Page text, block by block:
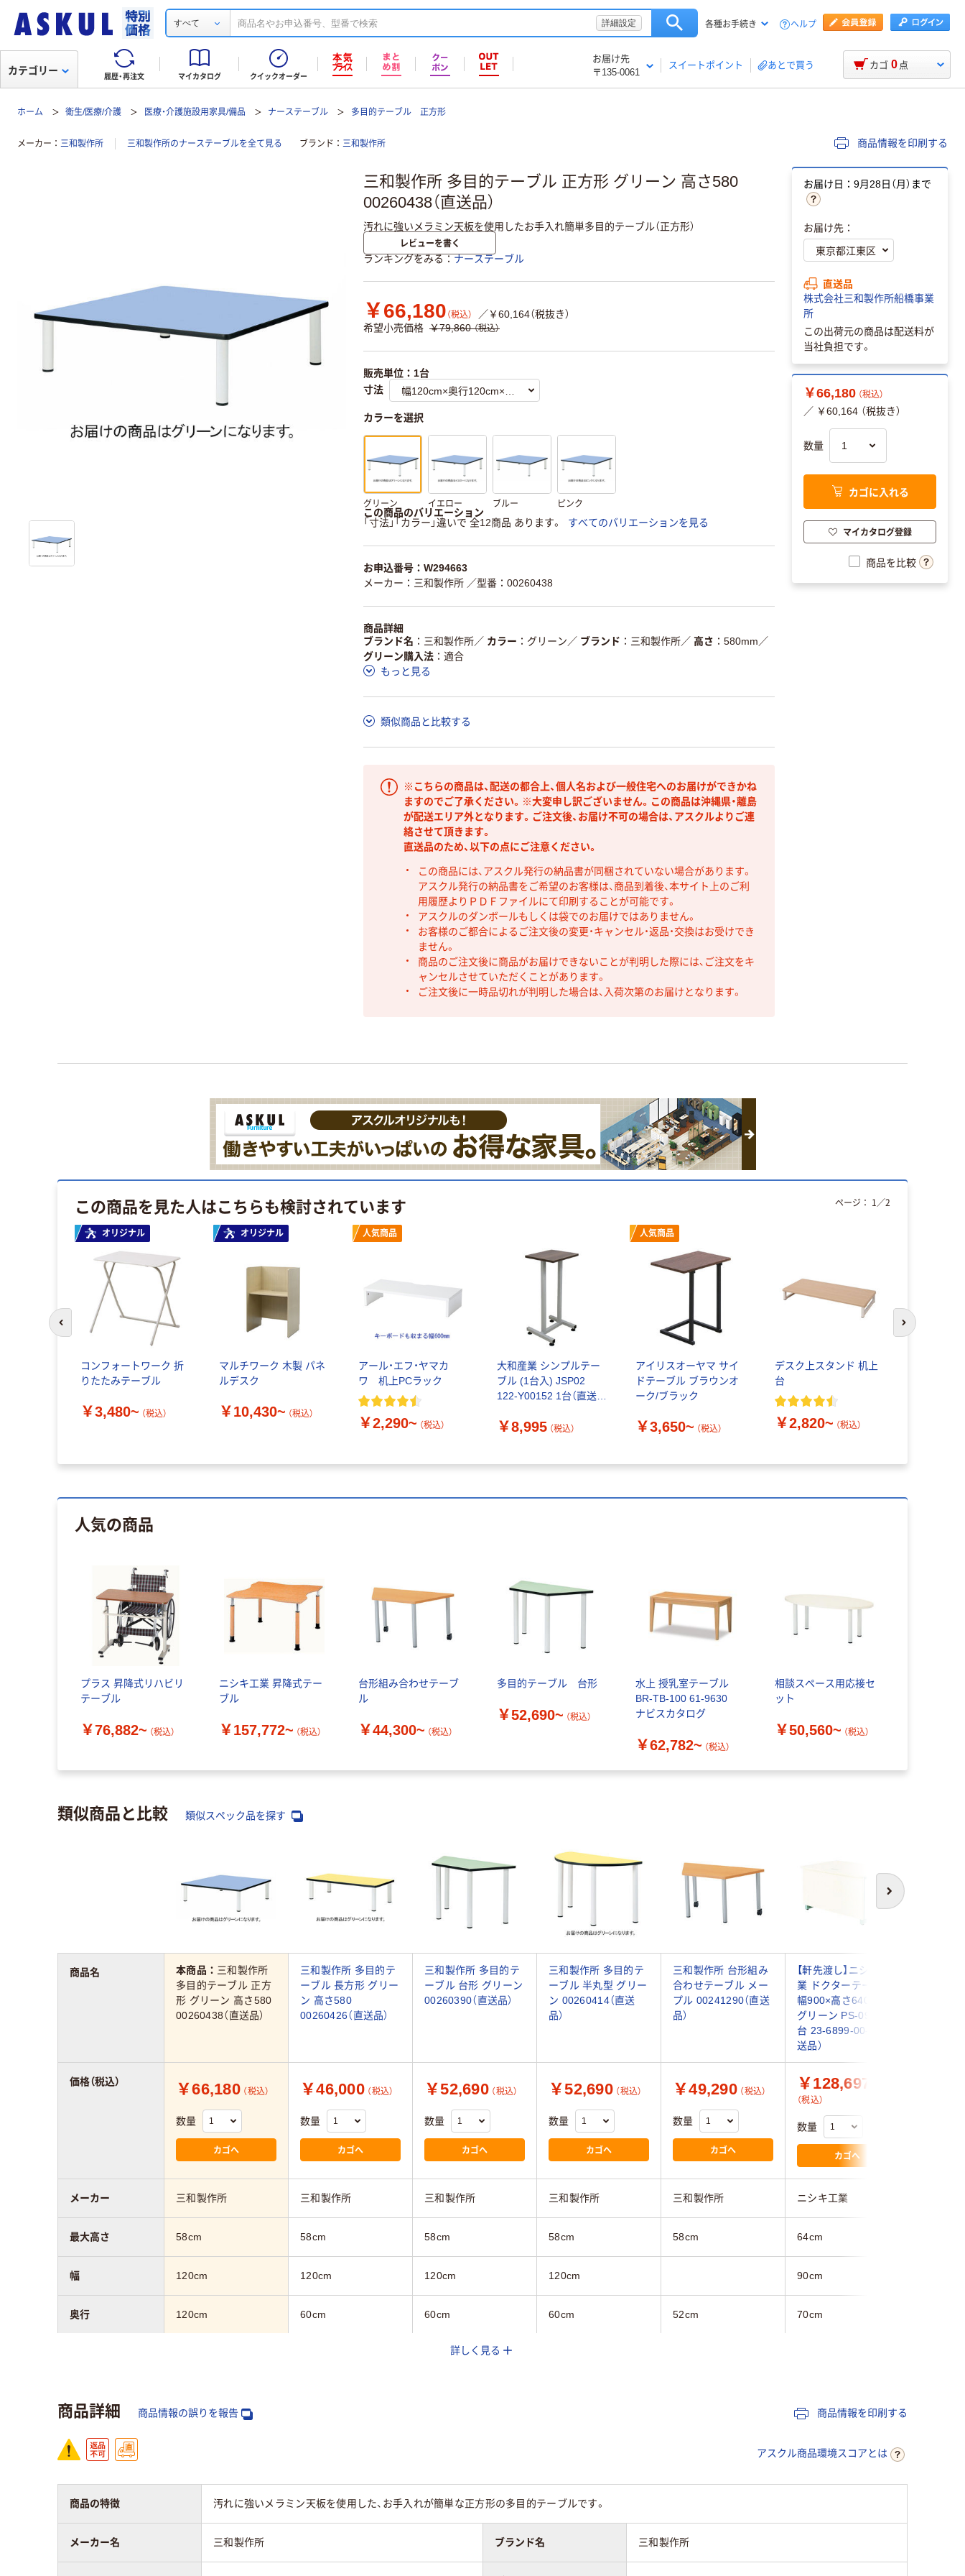
すべて 詳細設定 各種お手続き ヘルプ
履歴・再注文 マイカタログ クイックオーダー
お届け先
〒135-0061
スイートポイント あとで買う
カテゴリー カゴ 0 点
ホーム 衛生/医療/介護 医療・介護施設用家具/備品 ナーステーブル 多目的テーブル 正方形
メーカー 三和製作所 三和製作所のナーステーブルを全て見る ブランド 三和製作所 商品情報を印刷する
三和製作所 多目的テーブル 正方形 グリーン 高さ580
00260438（直送品）
汚れに強いメラミン天板を使用したお手入れ簡単多目的テーブル（正方形）
レビューを書く
ランキングをみる ナーステーブル
￥66,180 （税込）
／￥60,164（税抜き）
希望小売価格 ￥79,860 （税込）
販売単位：1台
寸法
カラーを選択
グリーン イエロー ブルー ピンク
この商品のバリエーション
「寸法」「カラー」違いで 全12商品 あります。
すべてのバリエーションを見る
お申込番号：W294663
メーカー：三和製作所 ／型番：00260438
商品詳細
ブランド名
三和製作所／ カラー グリーン ／ ブランド 三和製作所／ 高さ 580mm ／
グリーン購入法
適合
もっと見る
類似商品と比較する
※こちらの商品は、配送の都合上、個人名および一般住宅へのお届けができかね
ますのでご了承ください。※大変申し訳ございません。この商品は沖縄県・離島
が配送エリア外となります。ご注文後、お届け不可の場合は、アスクルよりご連
絡させて頂きます。
直送品のため、以下の点にご注意ください。
この商品には、アスクル発行の納品書が同梱されていない場合があります。
アスクル発行の納品書をご希望のお客様は、商品到着後、本サイト上のご利
用履歴よりＰＤＦファイルにて印刷することが可能です。
アスクルのダンボールもしくは袋でのお届けではありません。
お客様のご都合によるご注文後の変更・キャンセル・返品・交換はお受けでき
ません。
商品のご注文後に商品がお届けできないことが判明した際には、ご注文をキ
ャンセルさせていただくことがあります。
ご注文後に一時品切れが判明した場合は、入荷次第のお届けとなります。
お届け日：9月28日（月）まで
お届け先：
直送品
株式会社三和製作所船橋事業
所
この出荷元の商品は配送料が
当社負担です。
￥66,180 （税込）
／ ￥60,164 （税抜き）
数量
カゴに入れる
マイカタログ登録
商品を比較
この商品を見た人はこちらも検討されています
オリジナル
コンフォートワーク 折
りたたみテーブル
￥3,480~ （税込）
オリジナル
マルチワーク 木製 パネ
ルデスク
￥10,430~ （税込）
人気商品
アール・エフ・ヤマカ
ワ 机上PCラック
￥2,290~ （税込）
大和産業 シンプルテー
ブル (1台入) JSP02
122-Y00152 1台（直送
￥8,995 （税込）
人気商品
アイリスオーヤマ サイ
ドテーブル ブラウンオ
ーク/ブラック
￥3,650~ （税込）
デスク上スタンド 机上
台
￥2,820~ （税込）
ページ： 1 ／2
前のスライドへ 次のスライド
人気の商品
プラス 昇降式リハビリ
テーブル
￥76,882~ （税込）
ニシキ工業 昇降式テー
ブル
￥157,772~ （税込）
台形組み合わせテーブ
ル
￥44,300~ （税込）
多目的テーブル 台形
￥52,690~ （税込）
水上 授乳室テーブル
BR-TB-100 61-9630
ナビスカタログ
￥62,782~ （税込）
相談スペース用応接セ
ット
￥50,560~ （税込）
類似商品と比較 類似スペック品を探す
次へ
本商品： 三和製作所
多目的テーブル 正方
形 グリーン 高さ580
00260438（直送品）
三和製作所 多目的テ
ーブル 長方形 グリー
ン 高さ580
00260426（直送品）
三和製作所 多目的テ
ーブル 台形 グリーン
00260390（直送品）
三和製作所 多目的テ
ーブル 半丸型 グリー
ン 00260414（直送
品）
三和製作所 台形組み
合わせテーブル メー
プル 00241290（直送
品）
【軒先渡し】ニシキ工
業 ドクターテーブル
幅900×高さ640mm
グリーン PS-0907L 1
台 23-6899-00-01（直
送品）
￥66,180 （税込）
数量
カゴへ
￥46,000 （税込）
数量
カゴへ
￥52,690 （税込）
数量
カゴへ
￥52,690 （税込）
数量
カゴへ
￥49,290 （税込）
数量
カゴへ
￥128,697
（税込）
数量
カゴへ
三和製作所 三和製作所 三和製作所 三和製作所 三和製作所 ニシキ工業
58cm 58cm 58cm 58cm 58cm 64cm
120cm 120cm 120cm 120cm 90cm
120cm 60cm 60cm 60cm 52cm 70cm
商品名
価格（税込）
メーカー
最大高さ
幅
奥行
詳しく見る
商品詳細 商品情報の誤りを報告 商品情報を印刷する
アスクル商品環境スコアとは
商品の特徴 汚れに強いメラミン天板を使用した、お手入れが簡単な正方形の多目的テーブルです。
メーカー名 三和製作所 ブランド名 三和製作所